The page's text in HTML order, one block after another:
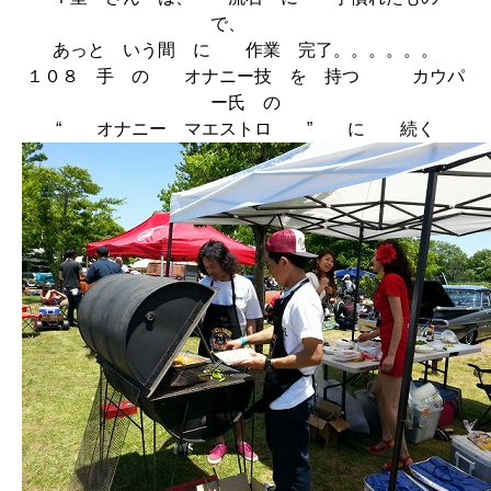
で、
あっと いう間 に 作業 完了。。。。。。
１０８ 手 の オナニー技 を 持つ カウパ
ー氏 の
“ オナニー マエストロ ” に 続く